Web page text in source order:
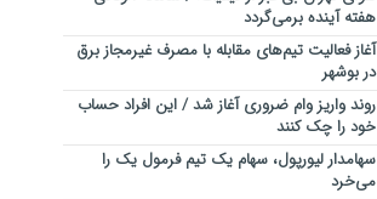
هفته آینده برمی‌گردد
آغاز فعالیت تیم‌های مقابله با مصرف غیرمجاز برق
در بوشهر
روند واریز وام ضروری آغاز شد / این افراد حساب
خود را چک کنند
سهامدار لیورپول، سهام یک تیم فرمول یک را
می‌خرد